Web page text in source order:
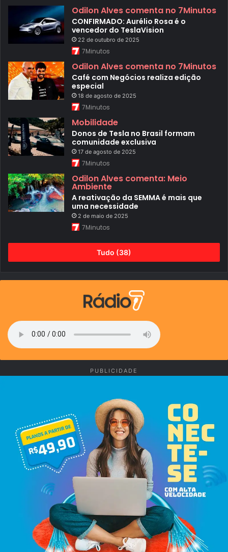
Odilon Alves comenta no 7Minutos
CONFIRMADO: Aurélio Rosa é o
vencedor do TeslaVision
22 de outubro de 2025
7Minutos
Odilon Alves comenta no 7Minutos
Café com Negócios realiza edição
especial
18 de agosto de 2025
7Minutos
Mobilidade
Donos de Tesla no Brasil formam
comunidade exclusiva
17 de agosto de 2025
7Minutos
Odilon Alves comenta: Meio
Ambiente
A reativação da SEMMA é mais que
uma necessidade
2 de maio de 2025
7Minutos
Tudo (38)
PUBLICIDADE